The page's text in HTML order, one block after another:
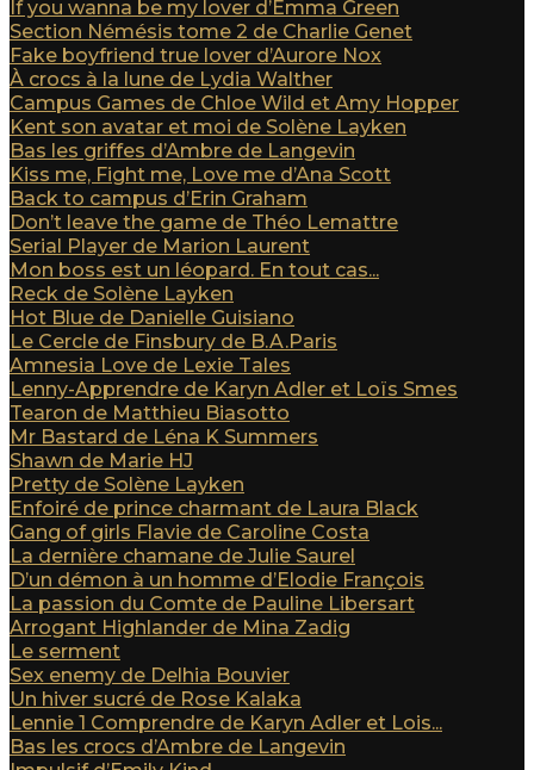
If you wanna be my lover d’Emma Green
Section Némésis tome 2 de Charlie Genet
Fake boyfriend true lover d’Aurore Nox
À crocs à la lune de Lydia Walther
Campus Games de Chloe Wild et Amy Hopper
Kent son avatar et moi de Solène Layken
Bas les griffes d’Ambre de Langevin
Kiss me, Fight me, Love me d’Ana Scott
Back to campus d’Erin Graham
Don’t leave the game de Théo Lemattre
Serial Player de Marion Laurent
Mon boss est un léopard. En tout cas...
Reck de Solène Layken
Hot Blue de Danielle Guisiano
Le Cercle de Finsbury de B.A.Paris
Amnesia Love de Lexie Tales
Lenny-Apprendre de Karyn Adler et Loïs Smes
Tearon de Matthieu Biasotto
Mr Bastard de Léna K Summers
Shawn de Marie HJ
Pretty de Solène Layken
Enfoiré de prince charmant de Laura Black
Gang of girls Flavie de Caroline Costa
La dernière chamane de Julie Saurel
D’un démon à un homme d’Elodie François
La passion du Comte de Pauline Libersart
Arrogant Highlander de Mina Zadig
Le serment
Sex enemy de Delhia Bouvier
Un hiver sucré de Rose Kalaka
Lennie 1 Comprendre de Karyn Adler et Lois...
Bas les crocs d’Ambre de Langevin